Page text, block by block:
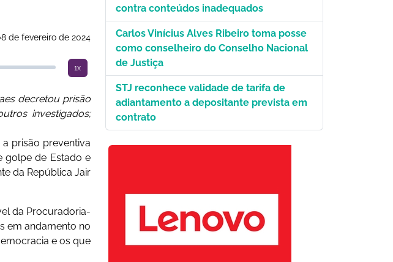
de fevereiro de 2024
1x
decretou prisão
investigados;
prisão preventiva
golpe de Estado e
da República Jair
da Procuradoria-
em andamento no
e os que
contra conteúdos inadequados
Carlos Vinícius Alves Ribeiro toma posse
como conselheiro do Conselho Nacional
de Justiça
STJ reconhece validade de tarifa de
adiantamento a depositante prevista em
contrato